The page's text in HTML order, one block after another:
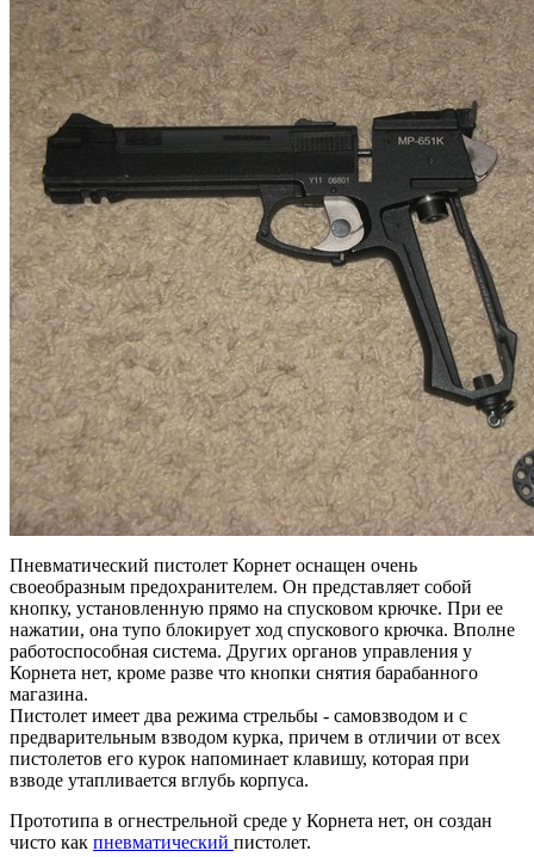
Пневматический пистолет Корнет оснащен очень
своеобразным предохранителем. Он представляет собой
кнопку, установленную прямо на спусковом крючке. При ее
нажатии, она тупо блокирует ход спускового крючка. Вполне
работоспособная система. Других органов управления у
Корнета нет, кроме разве что кнопки снятия барабанного
магазина.
Пистолет имеет два режима стрельбы - самовзводом и с
предварительным взводом курка, причем в отличии от всех
пистолетов его курок напоминает клавишу, которая при
взводе утапливается вглубь корпуса.
Прототипа в огнестрельной среде у Корнета нет, он создан
чисто как пневматический пистолет.